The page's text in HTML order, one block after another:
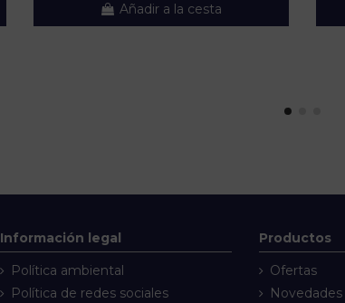
Añadir a la cesta
Información legal
Política ambiental
Política de redes sociales
Productos
Ofertas
Novedades